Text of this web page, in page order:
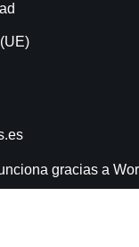
gracias a